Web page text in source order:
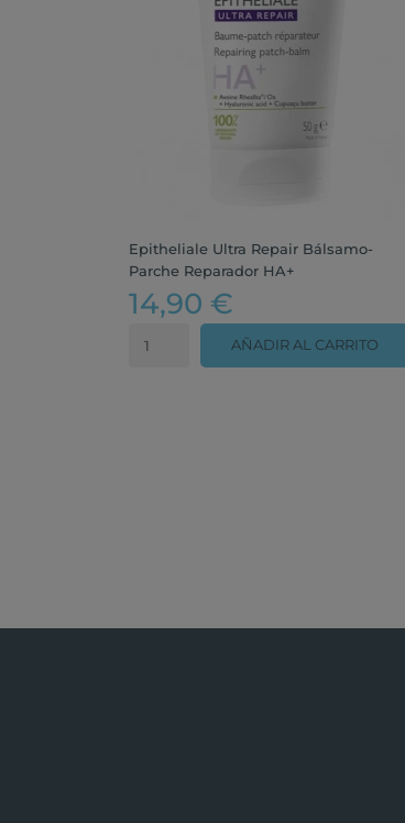
Epitheliale Ultra Repair Bálsamo-
Parche Reparador HA+
14,90 €
AÑADIR AL CARRITO